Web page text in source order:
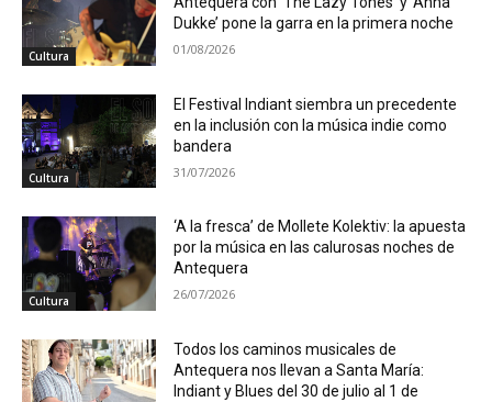
Cultura
Dukke’ pone la garra en la primera noche
01/08/2026
Cultura
El Festival Indiant siembra un precedente
en la inclusión con la música indie como
bandera
31/07/2026
Cultura
‘A la fresca’ de Mollete Kolektiv: la apuesta
por la música en las calurosas noches de
Antequera
26/07/2026
Todos los caminos musicales de
Antequera nos llevan a Santa María:
Indiant y Blues del 30 de julio al 1 de